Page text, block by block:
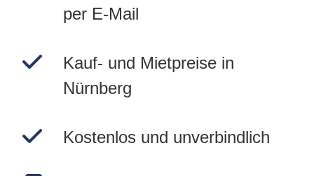
per E-Mail
Kauf- und Mietpreise in
Nürnberg
Kostenlos und unverbindlich